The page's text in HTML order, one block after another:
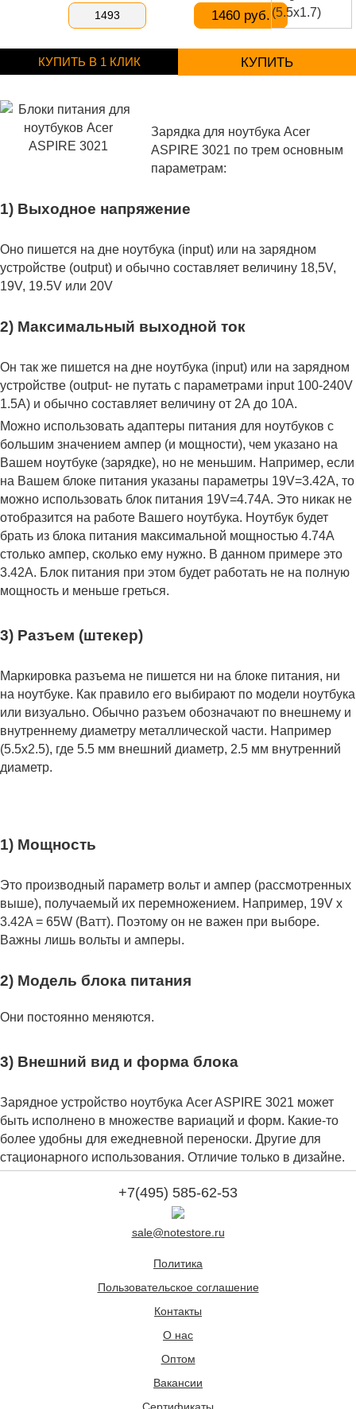
1493
1460 руб.
КУПИТЬ В 1 КЛИК КУПИТЬ
Зарядка для ноутбука Acer
ASPIRE 3021 по трем основным
параметрам:
1) Выходное напряжение
Оно пишется на дне ноутбука (input) или на зарядном
устройстве (output) и обычно составляет величину 18,5V,
19V, 19.5V или 20V
2) Максимальный выходной ток
Он так же пишется на дне ноутбука (input) или на зарядном
устройстве (output- не путать с параметрами input 100-240V
1.5A) и обычно составляет величину от 2А до 10A.
Можно использовать адаптеры питания для ноутбуков с
большим значением ампер (и мощности), чем указано на
Вашем ноутбуке (зарядке), но не меньшим. Например, если
на Вашем блоке питания указаны параметры 19V=3.42A, то
можно использовать блок питания 19V=4.74A. Это никак не
отобразится на работе Вашего ноутбука. Ноутбук будет
брать из блока питания максимальной мощностью 4.74А
столько ампер, сколько ему нужно. В данном примере это
3.42А. Блок питания при этом будет работать не на полную
мощность и меньше греться.
3) Разъем (штекер)
Маркировка разъема не пишется ни на блоке питания, ни
на ноутбуке. Как правило его выбирают по модели ноутбука
или визуально. Обычно разъем обозначают по внешнему и
внутреннему диаметру металлической части. Например
(5.5x2.5), где 5.5 мм внешний диаметр, 2.5 мм внутренний
диаметр.
1) Мощность
Это производный параметр вольт и ампер (рассмотренных
выше), получаемый их перемножением. Например, 19V x
3.42A = 65W (Ватт). Поэтому он не важен при выборе.
Важны лишь вольты и амперы.
2) Модель блока питания
Они постоянно меняются.
3) Внешний вид и форма блока
Зарядное устройство ноутбука Acer ASPIRE 3021 может
быть исполнено в множестве вариаций и форм. Какие-то
более удобны для ежедневной переноски. Другие для
стационарного использования. Отличие только в дизайне.
+7(495) 585-62-53
sale@notestore.ru
Политика
Пользовательское соглашение
Контакты
О нас
Оптом
Вакансии